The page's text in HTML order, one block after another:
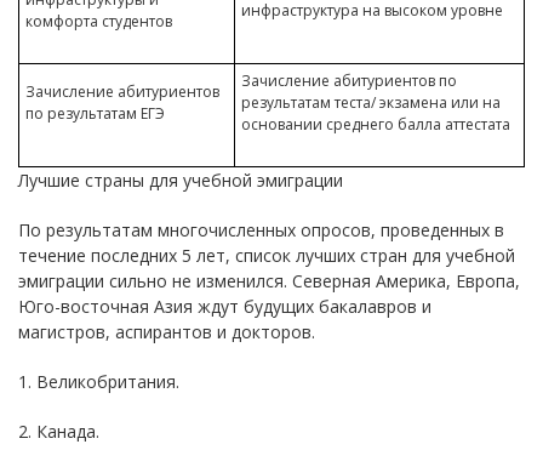
комфорта студентов
инфраструктура на высоком уровне
Зачисление абитуриентов
по результатам ЕГЭ
Зачисление абитуриентов по
результатам теста/ экзамена или на
основании среднего балла аттестата
Лучшие страны для учебной эмиграции
По результатам многочисленных опросов, проведенных в
течение последних 5 лет, список лучших стран для учебной
эмиграции сильно не изменился. Северная Америка, Европа,
Юго-восточная Азия ждут будущих бакалавров и
магистров, аспирантов и докторов.
1. Великобритания.
2. Канада.